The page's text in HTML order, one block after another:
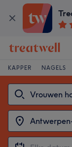
KAPPER NAGELS